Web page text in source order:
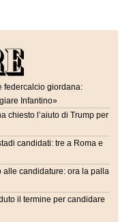
federcalcio giordana:
Infantino»
chiesto l’aiuto di Trump per
candidati: tre a Roma e
alle candidature: ora la palla
il termine per candidare